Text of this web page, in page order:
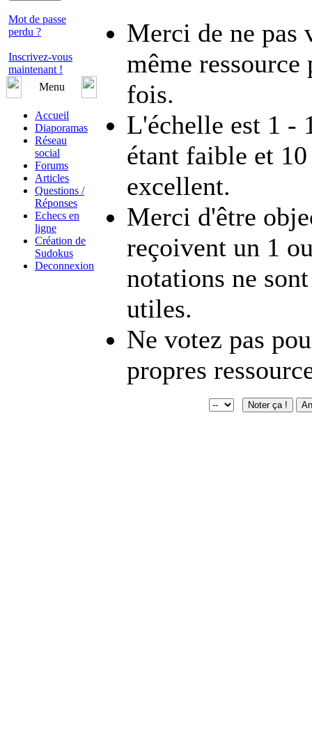
Mot de passe
perdu ?
Inscrivez-vous
maintenant !
Menu
Accueil
Diaporamas
Réseau
social
Forums
Articles
Questions /
Réponses
Echecs en
ligne
Création de
Sudokus
Deconnexion
Merci de ne pas
même ressource
fois.
L'échelle est 1 -
étant faible et
excellent.
Merci d'être
reçoivent un 1
notations ne
utiles.
Ne votez pas
propres